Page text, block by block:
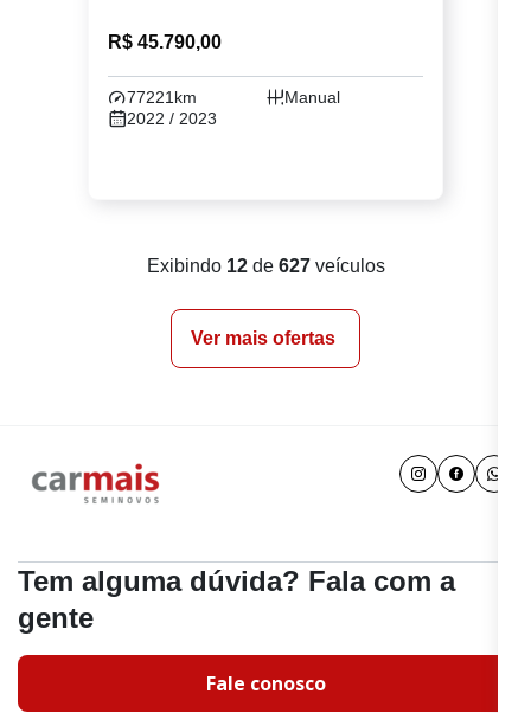
R$ 45.790,00
77221km
Manual
2022 / 2023
Exibindo 12de 627veículos
Ver mais ofertas
Tem alguma dúvida? Fala com a
gente
Fale conosco